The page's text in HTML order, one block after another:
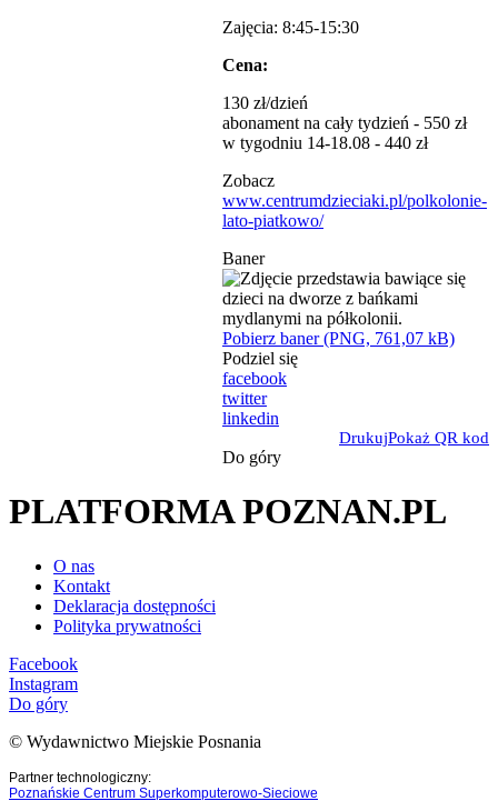
Zajęcia: 8:45-15:30
Cena:
130 zł/dzień
abonament na cały tydzień - 550 zł
w tygodniu 14-18.08 - 440 zł
Zobacz
www.centrumdzieciaki.pl/polkolonie-
lato-piatkowo/
Baner
Pobierz baner (PNG, 761,07 kB)
Podziel się
facebook
twitter
linkedin
DrukujPokaż QR kod
Do góry
PLATFORMA POZNAN.PL
O nas
Kontakt
Deklaracja dostępności
Polityka prywatności
Facebook
Instagram
Do góry
© Wydawnictwo Miejskie Posnania
Partner technologiczny:
Poznańskie Centrum Superkomputerowo-Sieciowe